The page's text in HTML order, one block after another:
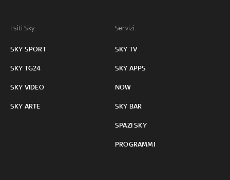
I siti Sky:
SKY SPORT
SKY TG24
SKY VIDEO
SKY ARTE
Servizi:
SKY TV
SKY APPS
NOW
SKY BAR
SPAZI SKY
PROGRAMMI